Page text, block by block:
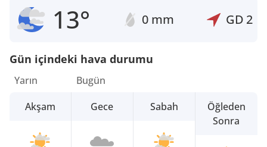
13° 0 mm GD 2
Gün içindeki hava durumu
Yarın
Akşam
Bugün
Gece
Sabah
Öğleden
Sonra